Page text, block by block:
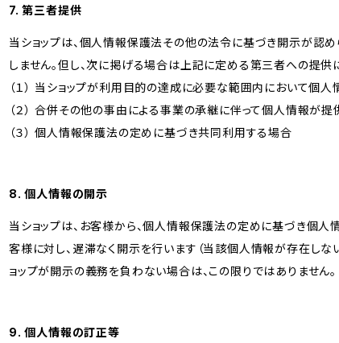
7. 第三者提供
当ショップは、個人情報保護法その他の法令に基づき開示が認
しません。但し、次に掲げる場合は上記に定める第三者への提供
（１） 当ショップが利用目的の達成に必要な範囲内において
（２） 合併その他の事由による事業の承継に伴って個人情報が
（３） 個人情報保護法の定めに基づき共同利用する場合
8. 個人情報の開示
当ショップは、お客様から、個人情報保護法の定めに基づき個
客様に対し、遅滞なく開示を行います（当該個人情報が存在しな
ョップが開示の義務を負わない場合は、この限りではありません。
9. 個人情報の訂正等